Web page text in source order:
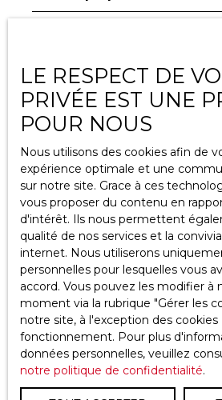
Vendre avec nous
Gestion locative
Nous contacter
Informations
Recrutement
Nos honoraires
Mentions légales
Politique de confidentialité
Plan du site
Gérer les cookies
Propulsé par
LE RESPECT DE
PRIVÉE EST UNE
POUR NOUS
Nous utilisons des cookies afin de
expérience optimale et une
sur notre site. Grace à ces
vous proposer du contenu en
d'intérêt. Ils nous permettent
qualité de nos services et la
internet. Nous utiliserons
personnelles pour lesquelles vous
accord. Vous pouvez les modifier à
moment via la rubrique ″Gérer les
notre site, à l'exception des cookies
fonctionnement. Pour plus
données personnelles, veuillez
notre politique de confidentialité.